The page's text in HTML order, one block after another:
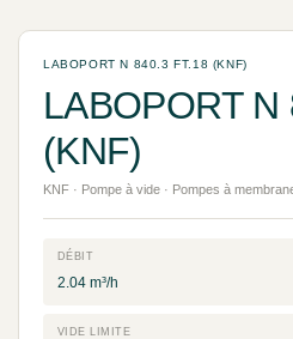
LABOPORT N 840.3 FT.18 (KNF)
LABOPORT N
(KNF)
KNF · Pompe à vide · Pompes à
DÉBIT
2.04 m³/h
VIDE LIMITE